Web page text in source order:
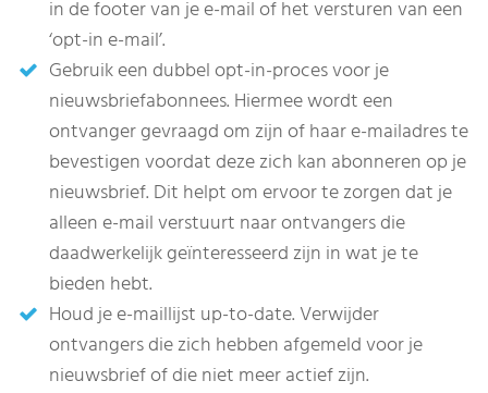
in de footer van je e-mail of het versturen van een
‘opt-in e-mail’.
Gebruik een dubbel opt-in-proces voor je
nieuwsbriefabonnees. Hiermee wordt een
ontvanger gevraagd om zijn of haar e-mailadres te
bevestigen voordat deze zich kan abonneren op je
nieuwsbrief. Dit helpt om ervoor te zorgen dat je
alleen e-mail verstuurt naar ontvangers die
daadwerkelijk geïnteresseerd zijn in wat je te
bieden hebt.
Houd je e-maillijst up-to-date. Verwijder
ontvangers die zich hebben afgemeld voor je
nieuwsbrief of die niet meer actief zijn.